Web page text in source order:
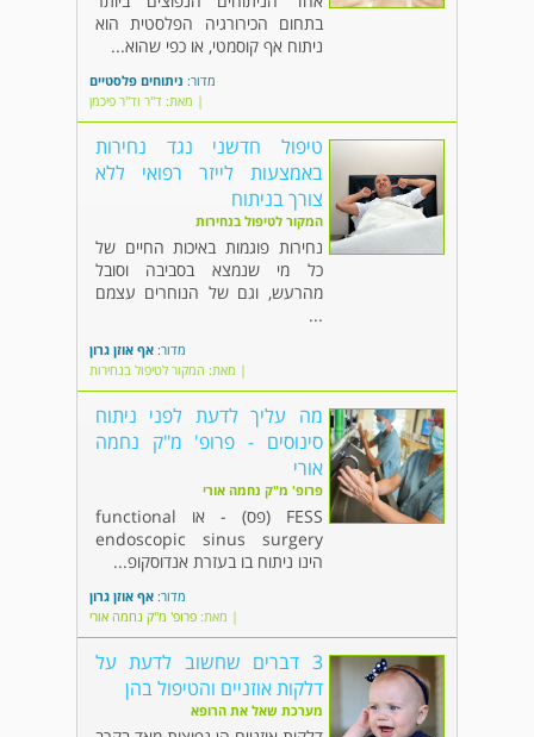
בתחום הכירורגיה הפלסטית הוא
ניתוח אף קוסמטי, או כפי שהוא...
מדור: ניתוחים פלסטיים
| מאת: ד"ר וד"ר פיכמן
טיפול חדשני נגד נחירות
באמצעות לייזר רפואי ללא
צורך בניתוח
המקור לטיפול בנחירות
נחירות פוגמות באיכות החיים של
כל מי שנמצא בסביבה וסובל
מהרעש, וגם של הנוחרים עצמם
...
מדור:אף אוזן גרון
| מאת: המקור לטיפול בנחירות
מה עליך לדעת לפני ניתוח
סינוסים - פרופ' מ"ק נחמה
אורי
פרופ' מ"ק נחמה אורי
FESS (פס) - או functional
endoscopic sinus surgery
הינו ניתוח בו בעזרת אנדוסקופ...
מדור:אף אוזן גרון
| מאת:פרופ' מ"ק נחמה אורי
3 דברים שחשוב לדעת על
דלקות אוזניים והטיפול בהן
מערכת שאל את הרופא